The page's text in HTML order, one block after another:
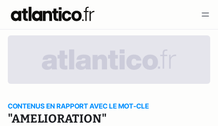
CONTENUS EN RAPPORT AVEC LE MOT-CLE
"AMELIORATION"